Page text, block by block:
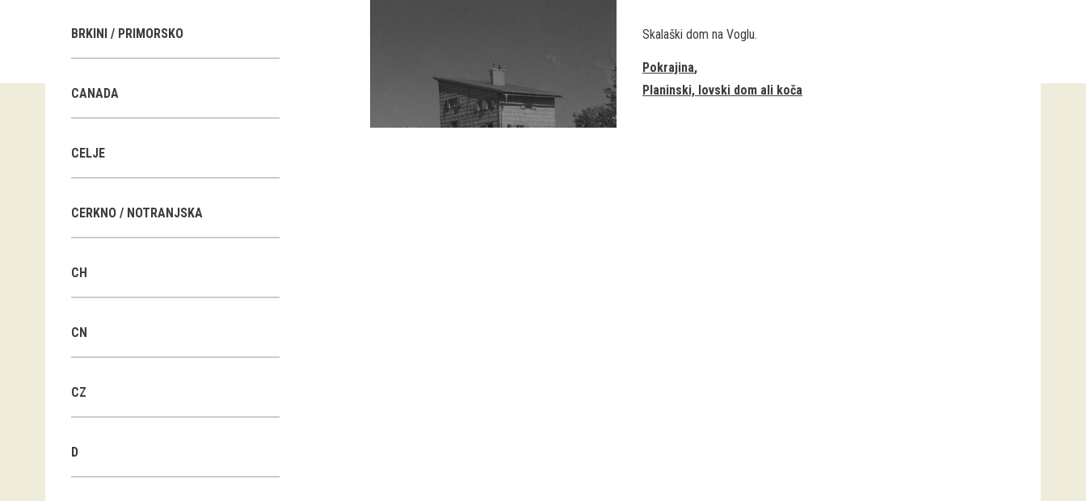
BRKINI / PRIMORSKO
CANADA
CELJE
CERKNO / NOTRANJSKA
CH
CN
CZ
D
Skalaški dom na Voglu.
Pokrajina
Planinski, lovski dom ali koča